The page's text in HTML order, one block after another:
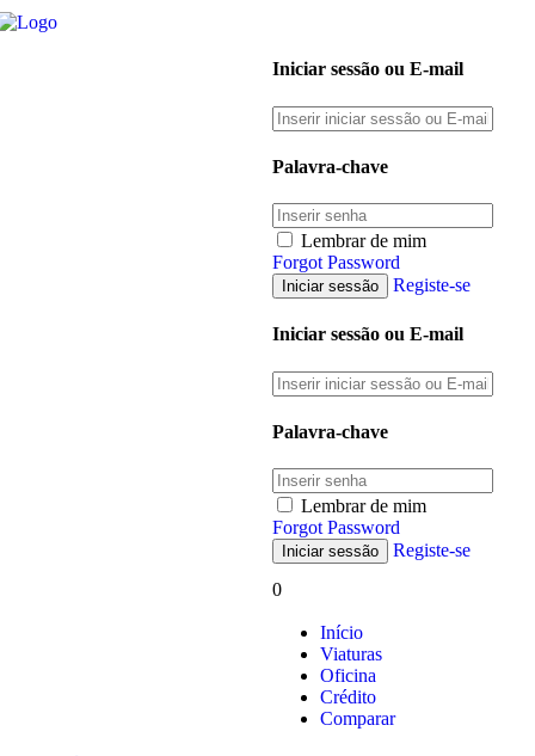
Iniciar sessão ou E-mail
Palavra-chave
Lembrar de mim
Forgot Password
Registe-se
Iniciar sessão ou E-mail
Palavra-chave
Lembrar de mim
Forgot Password
Registe-se
0
Início
Viaturas
Oficina
Crédito
Comparar